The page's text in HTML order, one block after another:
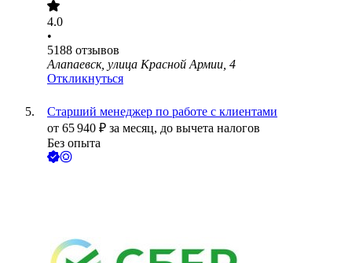
4.0
•
5188 отзывов
Алапаевск, улица Красной Армии, 4
Откликнуться
Старший менеджер по работе с клиентами
от 65 940 ₽ за месяц, до вычета налогов
Без опыта